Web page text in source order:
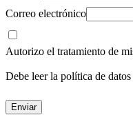
Correo electrónico
Autorizo el tratamiento de
Debe leer la política de